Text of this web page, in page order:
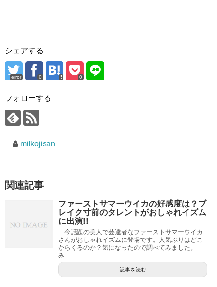
シェアする
error 0 0
フォローする
milkojisan
関連記事
ファーストサマーウイカの好感度は？ブ
レイク寸前のタレントがおしゃれイズム
に出演!!
今話題の美人で芸達者なファーストサマーウイカ
さんがおしゃれイズムに登場です。人気ぶりはどこ
からくるのか？気になったので調べてみました。
み...
記事を読む